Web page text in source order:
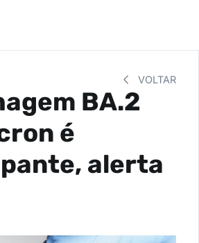
VOLTAR
BA.2
é
alerta